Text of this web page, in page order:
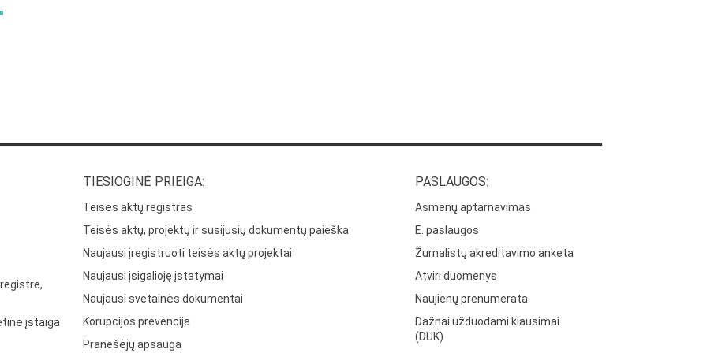
įstaiga
TIESIOGINĖ PRIEIGA:
Teisės aktų registras
Teisės aktų, projektų ir susijusių dokumentų paieška
Naujausi įregistruoti teisės aktų projektai
Naujausi įsigalioję įstatymai
Naujausi svetainės dokumentai
Korupcijos prevencija
Pranešėjų apsauga
PASLAUGOS:
Asmenų aptarnavimas
E. paslaugos
Žurnalistų akreditavimo anketa
Atviri duomenys
Naujienų prenumerata
Dažnai užduodami klausimai
(DUK)